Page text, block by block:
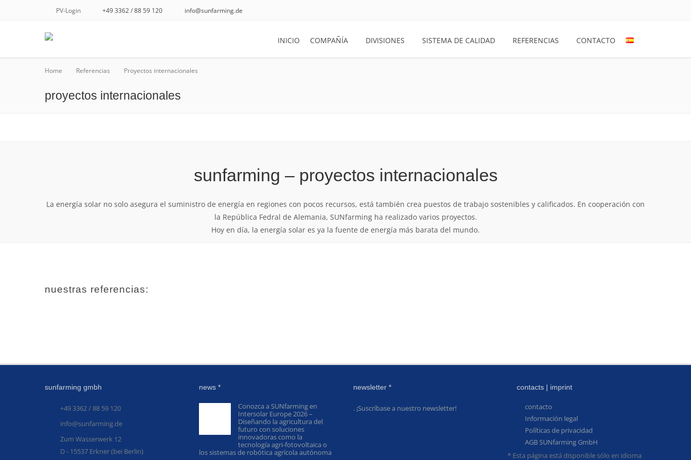
info@sunfarming.de
+49 3362 / 88 59 120
PV-Login
INICIO COMPAÑÍA DIVISIONES SISTEMA DE CALIDAD REFERENCIAS CONTACTO
Home Referencias Proyectos internacionales
proyectos internacionales
sunfarming – proyectos internacionales
La energía solar no solo asegura el suministro de energía en regiones con pocos recursos, está también crea puestos de trabajo sostenibles y calificados. En cooperación con
la República Fedral de Alemania, SUNfarming ha realizado varios proyectos.
Hoy en día, la energía solar es ya la fuente de energía más barata del mundo.
nuestras referencias:
sunfarming gmbh
+49 3362 / 88 59 120
info@sunfarming.de
Zum Wasserwerk 12
D - 15537 Erkner (bei Berlin)
news *
Conozca a SUNfarming en
Intersolar Europe 2026 –
Diseñando la agricultura del
futuro con soluciones
innovadoras como la
tecnología agri-fotovoltaica o
los sistemas de robótica agrícola autónoma
newsletter *
. ¡Suscríbase a nuestro newsletter!
contacts | imprint
contacto
Información legal
Políticas de privacidad
AGB SUNfarming GmbH
* Esta página está disponible sólo en idioma